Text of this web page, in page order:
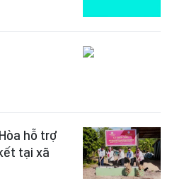
hỗ trợ
tại xã